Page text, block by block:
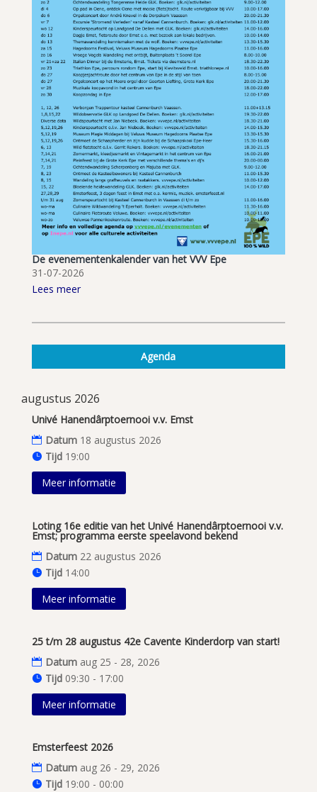
De evenementenkalender van het VVV Epe
31-07-2026
Lees meer
Agenda
augustus 2026
Univé Hanendârptoernooi v.v. Emst
Datum 18 augustus 2026
Tijd 19:00
Meer informatie
Loting 16e editie van het Univé Hanendârptoernooi v.v.
Emst; programma eerste speelavond bekend
Datum 22 augustus 2026
Tijd 14:00
Meer informatie
25 t/m 28 augustus 42e Cavente Kinderdorp van start!
Datum aug 25 - 28, 2026
Tijd 09:30 - 17:00
Meer informatie
Emsterfeest 2026
Datum aug 26 - 29, 2026
Tijd 19:00 - 00:00